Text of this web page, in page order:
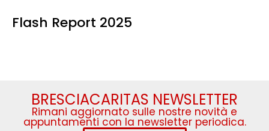
Flash Report 2025
BRESCIACARITAS NEWSLETTER
Rimani aggiornato sulle nostre novità e
appuntamenti con la newsletter periodica.